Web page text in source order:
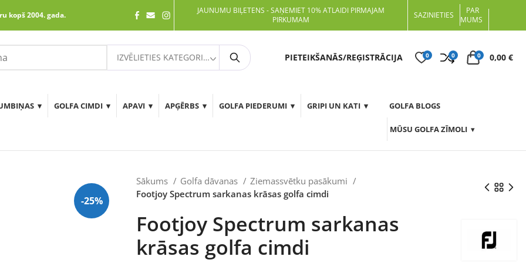
kopš 2004. gada.
JAUNUMU BIĻETENS - SAŅEMIET 10% ATLAIDI PIRMAJAM
PIRKUMAM
SAZINIETIES
PAR
MUMS
IZVĒLIETIES KATEGORIJU Meklēt PIETEIKŠANĀS/REĢISTRĀCIJA 0 0 0 0,00 €
GOLFA CIMDI APAVI APĢĒRBS GOLFA PIEDERUMI GRIPI UN KATI GOLFA BLOGS
MŪSU GOLFA ZĪMOLI
-25%
Sākums Golfa dāvanas
Ziemassvētku pasākumi
Footjoy Spectrum sarkanas krāsas golfa cimdi
Footjoy Spectrum sarkanas
krāsas golfa cimdi